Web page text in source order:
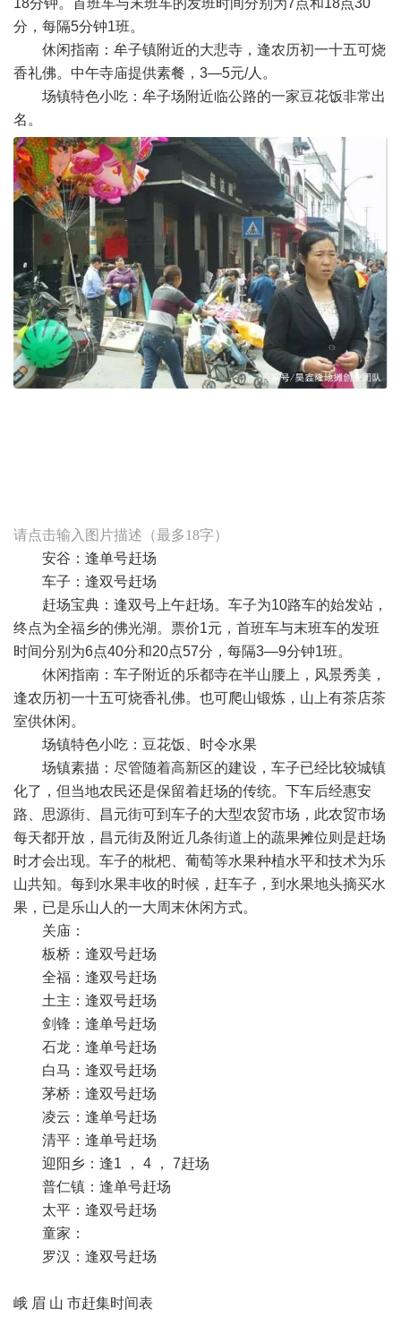
18分钟。首班车与末班车的发班时间分别为7点和18点30
分，每隔5分钟1班。
休闲指南：牟子镇附近的大悲寺，逢农历初一十五可烧
香礼佛。中午寺庙提供素餐，3—5元/人。
场镇特色小吃：牟子场附近临公路的一家豆花饭非常出
名。
请点击输入图片描述（最多18字）
安谷：逢单号赶场
车子：逢双号赶场
赶场宝典：逢双号上午赶场。车子为10路车的始发站，
终点为全福乡的佛光湖。票价1元，首班车与末班车的发班
时间分别为6点40分和20点57分，每隔3—9分钟1班。
休闲指南：车子附近的乐都寺在半山腰上，风景秀美，
逢农历初一十五可烧香礼佛。也可爬山锻炼，山上有茶店茶
室供休闲。
场镇特色小吃：豆花饭、时令水果
场镇素描：尽管随着高新区的建设，车子已经比较城镇
化了，但当地农民还是保留着赶场的传统。下车后经惠安
路、思源街、昌元街可到车子的大型农贸市场，此农贸市场
每天都开放，昌元街及附近几条街道上的蔬果摊位则是赶场
时才会出现。车子的枇杷、葡萄等水果种植水平和技术为乐
山共知。每到水果丰收的时候，赶车子，到水果地头摘买水
果，已是乐山人的一大周末休闲方式。
关庙：
板桥：逢双号赶场
全福：逢双号赶场
土主：逢双号赶场
剑锋：逢单号赶场
石龙：逢单号赶场
白马：逢双号赶场
茅桥：逢双号赶场
凌云：逢单号赶场
清平：逢单号赶场
迎阳乡：逢1 ， 4 ， 7赶场
普仁镇：逢单号赶场
太平：逢双号赶场
童家：
罗汉：逢双号赶场
峨 眉 山 市赶集时间表